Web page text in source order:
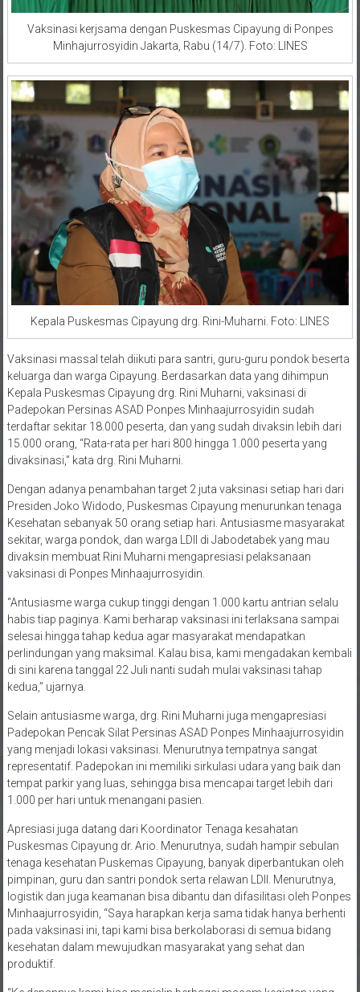
Vaksinasi kerjsama dengan Puskesmas Cipayung di Ponpes
Minhajurrosyidin Jakarta, Rabu (14/7). Foto: LINES
Kepala Puskesmas Cipayung drg. Rini-Muharni. Foto: LINES
Vaksinasi massal telah diikuti para santri, guru-guru pondok beserta
keluarga dan warga Cipayung. Berdasarkan data yang dihimpun
Kepala Puskesmas Cipayung drg. Rini Muharni, vaksinasi di
Padepokan Persinas ASAD Ponpes Minhaajurrosyidin sudah
terdaftar sekitar 18.000 peserta, dan yang sudah divaksin lebih dari
15.000 orang, “Rata-rata per hari 800 hingga 1.000 peserta yang
divaksinasi,” kata drg. Rini Muharni.
Dengan adanya penambahan target 2 juta vaksinasi setiap hari dari
Presiden Joko Widodo, Puskesmas Cipayung menurunkan tenaga
Kesehatan sebanyak 50 orang setiap hari. Antusiasme masyarakat
sekitar, warga pondok, dan warga LDII di Jabodetabek yang mau
divaksin membuat Rini Muharni mengapresiasi pelaksanaan
vaksinasi di Ponpes Minhaajurrosyidin.
“Antusiasme warga cukup tinggi dengan 1.000 kartu antrian selalu
habis tiap paginya. Kami berharap vaksinasi ini terlaksana sampai
selesai hingga tahap kedua agar masyarakat mendapatkan
perlindungan yang maksimal. Kalau bisa, kami mengadakan kembali
di sini karena tanggal 22 Juli nanti sudah mulai vaksinasi tahap
kedua,” ujarnya.
Selain antusiasme warga, drg. Rini Muharni juga mengapresiasi
Padepokan Pencak Silat Persinas ASAD Ponpes Minhaajurrosyidin
yang menjadi lokasi vaksinasi. Menurutnya tempatnya sangat
representatif. Padepokan ini memiliki sirkulasi udara yang baik dan
tempat parkir yang luas, sehingga bisa mencapai target lebih dari
1.000 per hari untuk menangani pasien.
Apresiasi juga datang dari Koordinator Tenaga kesahatan
Puskesmas Cipayung dr. Ario. Menurutnya, sudah hampir sebulan
tenaga kesehatan Puskemas Cipayung, banyak diperbantukan oleh
pimpinan, guru dan santri pondok serta relawan LDII. Menurutnya,
logistik dan juga keamanan bisa dibantu dan difasilitasi oleh Ponpes
Minhaajurrosyidin, “Saya harapkan kerja sama tidak hanya berhenti
pada vaksinasi ini, tapi kami bisa berkolaborasi di semua bidang
kesehatan dalam mewujudkan masyarakat yang sehat dan
produktif.